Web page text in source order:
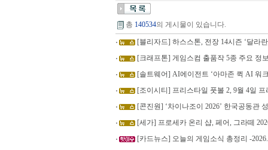
총 140534의 게시물이 있습니다.
[블리자드] 하스스톤, 전장 14시즌 ‘달라
[크래프톤] 게임스컴 출품작 5종 주요 정
[솔트웨어] AI에이전트 ‘아마존 퀵 AI 워
[조이시티] 프리스타일 풋볼 2, 9월 4일 프
[콘진원] ‘차이나조이 2026’ 한국공동관
[세가] 프로세카 온리 샵, 페어, 그라떼
[카드뉴스] 오늘의 게임소식 총정리 -